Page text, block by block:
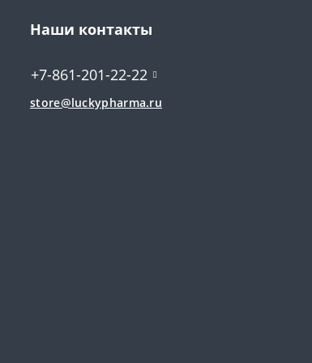
Наши контакты
+7-861-201-22-22
store@luckypharma.ru